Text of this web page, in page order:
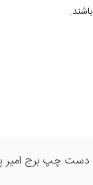
دست چپ برج امیر